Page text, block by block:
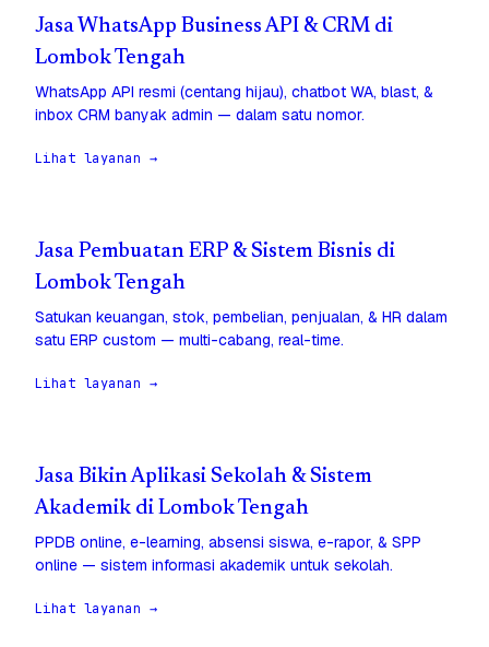
Jasa WhatsApp Business API & CRM di
Lombok Tengah
WhatsApp API resmi (centang hijau), chatbot WA, blast, &
inbox CRM banyak admin — dalam satu nomor.
Lihat layanan →
Jasa Pembuatan ERP & Sistem Bisnis di
Lombok Tengah
Satukan keuangan, stok, pembelian, penjualan, & HR dalam
satu ERP custom — multi-cabang, real-time.
Lihat layanan →
Jasa Bikin Aplikasi Sekolah & Sistem
Akademik di Lombok Tengah
PPDB online, e-learning, absensi siswa, e-rapor, & SPP
online — sistem informasi akademik untuk sekolah.
Lihat layanan →